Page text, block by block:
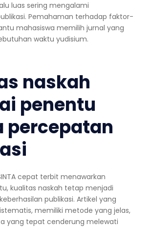
luas sering mengalami
Pemahaman terhadap faktor-
mahasiswa memilih jurnal yang
waktu yudisium.
naskah
penentu
percepatan
cepat terbit menawarkan
kualitas naskah tetap menjadi
publikasi. Artikel yang
memiliki metode yang jelas,
yang tepat cenderung melewati